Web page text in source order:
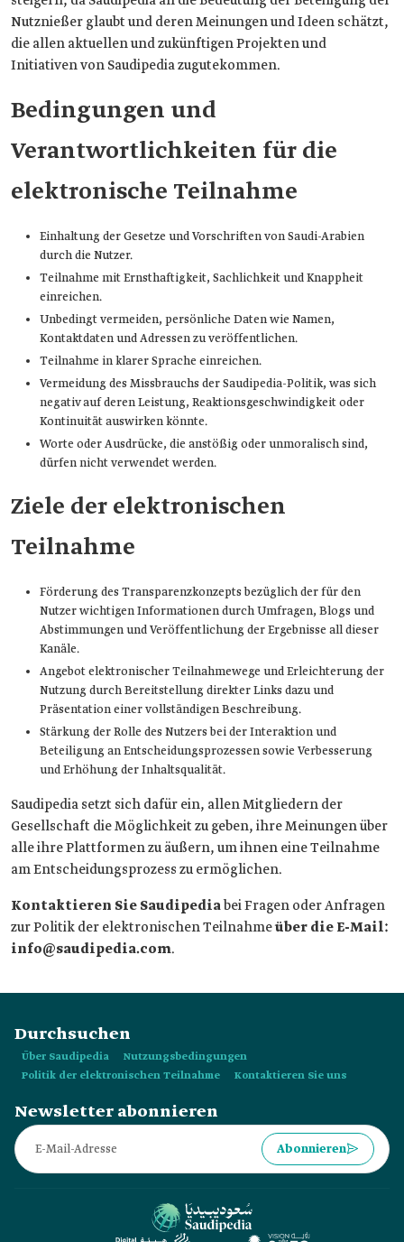
Nutznießer glaubt und deren Meinungen und Ideen schätzt,
die allen aktuellen und zukünftigen Projekten und
Initiativen von Saudipedia zugutekommen.
Bedingungen und
Verantwortlichkeiten für die
elektronische Teilnahme
Einhaltung der Gesetze und Vorschriften von Saudi-Arabien
durch die Nutzer.
Teilnahme mit Ernsthaftigkeit, Sachlichkeit und Knappheit
einreichen.
Unbedingt vermeiden, persönliche Daten wie Namen,
Kontaktdaten und Adressen zu veröffentlichen.
Teilnahme in klarer Sprache einreichen.
Vermeidung des Missbrauchs der Saudipedia-Politik, was sich
negativ auf deren Leistung, Reaktionsgeschwindigkeit oder
Kontinuität auswirken könnte.
Worte oder Ausdrücke, die anstößig oder unmoralisch sind,
dürfen nicht verwendet werden.
Ziele der elektronischen
Teilnahme
Förderung des Transparenzkonzepts bezüglich der für den
Nutzer wichtigen Informationen durch Umfragen, Blogs und
Abstimmungen und Veröffentlichung der Ergebnisse all dieser
Kanäle.
Angebot elektronischer Teilnahmewege und Erleichterung der
Nutzung durch Bereitstellung direkter Links dazu und
Präsentation einer vollständigen Beschreibung.
Stärkung der Rolle des Nutzers bei der Interaktion und
Beteiligung an Entscheidungsprozessen sowie Verbesserung
und Erhöhung der Inhaltsqualität.
Saudipedia setzt sich dafür ein, allen Mitgliedern der
Gesellschaft die Möglichkeit zu geben, ihre Meinungen über
alle ihre Plattformen zu äußern, um ihnen eine Teilnahme
am Entscheidungsprozess zu ermöglichen.
Kontaktieren Sie Saudipediabei Fragen oder Anfragen
zur Politik der elektronischen Teilnahmeüber die E-Mail:
info@saudipedia.com.
Durchsuchen
Über Saudipedia
Nutzungsbedingungen
Politik der elektronischen Teilnahme
Kontaktieren Sie uns
Newsletter abonnieren
Abonnieren